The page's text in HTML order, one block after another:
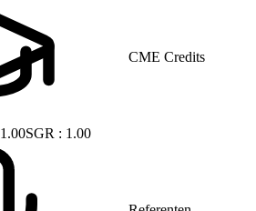
CME Credits
1.00SGR : 1.00